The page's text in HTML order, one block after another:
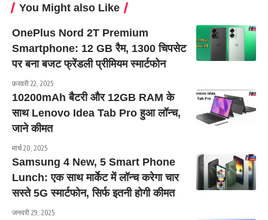
You Might also Like
OnePlus Nord 2T Premium
Smartphone: 12 GB रैम, 1300 चिपसेट
पर बना बजट फ्रेंडली प्रीमियम स्मार्टफोन
फ़रवरी 22, 2025
10200mAh बैटरी और 12GB RAM के
साथ Lenovo Idea Tab Pro हुआ लॉन्च,
जाने कीमत
मार्च 20, 2025
Samsung 4 New, 5 Smart Phone
Lunch: एक साथ मार्केट में लॉन्च करेगा चार
सस्ते 5G स्मार्टफोन, सिर्फ इतनी होगी कीमत
जनवरी 29, 2025